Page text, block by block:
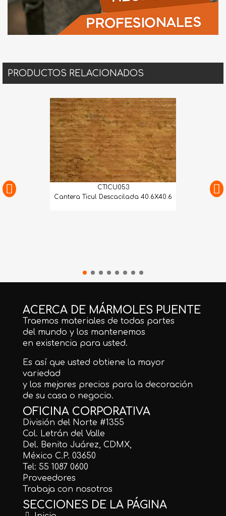
PRODUCTOS RELACIONADOS
CTICU053
Cantera Ticul Descacilada 40.6X40.6
ACERCA DE MÁRMOLES PUENTE
Traemos materiales de todas partes
del mundo y los mantenemos
en existencia para usted.
Es así que usted obtiene la mayor
variedad
y los mejores precios para la decoración
de su casa o negocio.
OFICINA CORPORATIVA
División del Norte #1355
Col. Letrán del Valle
Del. Benito Juárez, CDMX,
México C.P. 03650
Tel: 55 1087 0600
Proveedores
Trabaja con nosotros
SECCIONES DE LA PÁGINA